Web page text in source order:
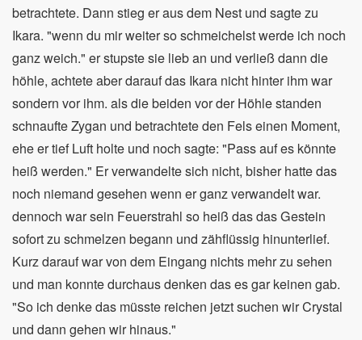
betrachtete. Dann stieg er aus dem Nest und sagte zu
Ikara. "wenn du mir weiter so schmeichelst werde ich noch
ganz weich." er stupste sie lieb an und verließ dann die
höhle, achtete aber darauf das Ikara nicht hinter ihm war
sondern vor ihm. als die beiden vor der Höhle standen
schnaufte Zygan und betrachtete den Fels einen Moment,
ehe er tief Luft holte und noch sagte: "Pass auf es könnte
heiß werden." Er verwandelte sich nicht, bisher hatte das
noch niemand gesehen wenn er ganz verwandelt war.
dennoch war sein Feuerstrahl so heiß das das Gestein
sofort zu schmelzen begann und zähflüssig hinunterlief.
Kurz darauf war von dem Eingang nichts mehr zu sehen
und man konnte durchaus denken das es gar keinen gab.
"So ich denke das müsste reichen jetzt suchen wir Crystal
und dann gehen wir hinaus."